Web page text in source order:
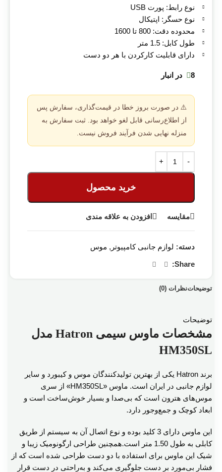
نوع رابط: پورت USB
نوع حسگر: اپتیکال
محدوده دقت: 800 تا 1600
طول کابل: 1.5 متر
دارای قابلیت کارکردن با هر دو دست
8 در انبار
⚠️ در صورت بروز خطا در قیمت‌گذاری، سفارش پس
از اطلاع‌رسانی قابل لغو خواهد بود. ثبت سفارش به
منزله نهایی شدن فرآیند فروش نیست.
خرید محصول
مقایسه افزودن به علاقه مندی
دسته: لوازم جانبی کامپیوتر , موس
Share:
توضیحاتنظرات (0)
توضیحات
مشخصات ماوس سیمی Hatron مدل
HM350SL
برند Hatron یکی از بهترین تولیدکنندگان موس و کیبورد و سایر
لوازم جانبی در ایران است. ماوس «HM350SL» از سری
موس‌های هترون است که بی‌صدا و بسیار خوش‌ساخت است و
ابعاد کوچک و جمع‌وجور دارد.
این ماوس دارای 3 کلید بوده و نوع اتصال آن به سیستم از طریق
کابلی به طول 1.50 متر است.همچنین طراحی ارگونومیک زیبا و
شیک این ماوس برای استفاده با دو دست طراحی شده است که از
فشار بی‌مورد بر دست جلوگیری می‌کند و به‌راحتی در دست قرار